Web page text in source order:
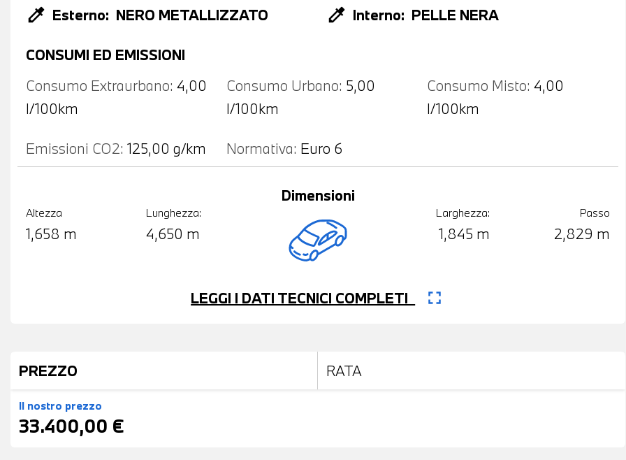
colorize Esterno: NERO METALLIZZATO colorize Interno: PELLE NERA
CONSUMI ED EMISSIONI
Consumo Extraurbano: 4,00
l/100km
Consumo Urbano: 5,00
l/100km
Consumo Misto: 4,00
l/100km
Emissioni CO2: 125,00 g/km Normativa: Euro 6
Altezza
1,658 m
Lunghezza:
4,650 m
Dimensioni
Larghezza:
1,845 m
Passo
2,829 m
LEGGI I DATI TECNICI COMPLETI fullscreen
PREZZO RATA
Il nostro prezzo
33.400,00 €